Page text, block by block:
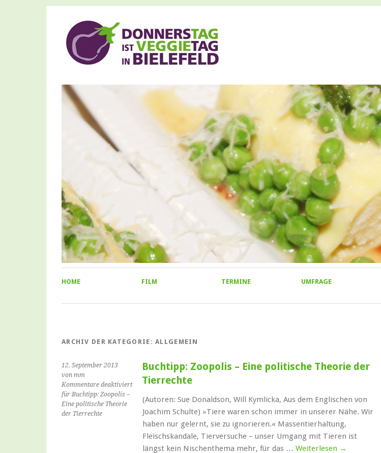
HOME FILM TERMINE UMFRAGE
ARCHIV DER KATEGORIE:ALLGEMEIN
12. September 2013
von mm
Kommentare deaktiviert
für Buchtipp: Zoopolis –
Eine politische Theorie
der Tierrechte
Buchtipp: Zoopolis – Eine politische Theorie der
Tierrechte
(Autoren: Sue Donaldson, Will Kymlicka, Aus dem Englischen von
Joachim Schulte) »Tiere waren schon immer in unserer Nähe. Wir
haben nur gelernt, sie zu ignorieren.« Massentierhaltung,
Fleischskandale, Tierversuche – unser Umgang mit Tieren ist
längst kein Nischenthema mehr, für das … Weiterlesen →